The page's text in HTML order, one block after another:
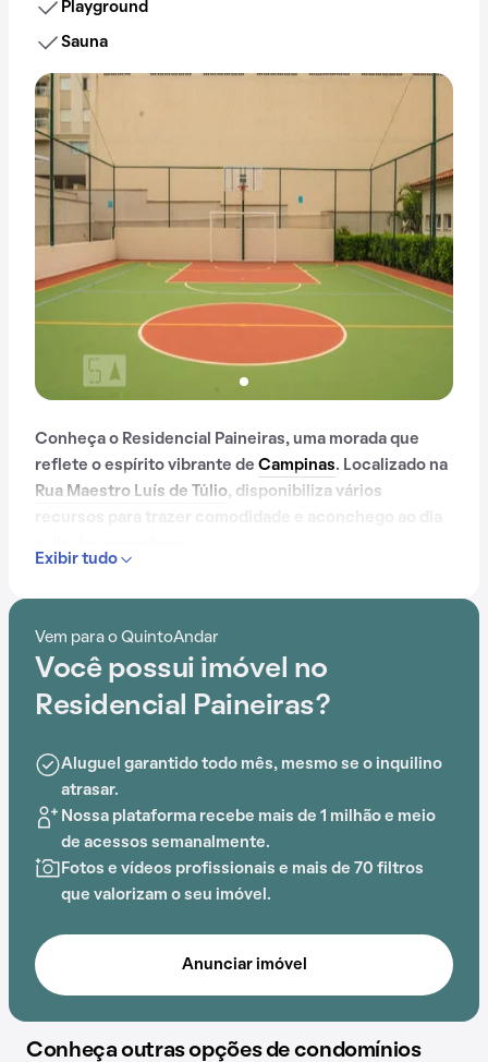
Playground
Sauna
Conheça o Residencial Paineiras, uma morada que
reflete o espírito vibrante de Campinas. Localizado na
Rua Maestro Luís de Túlio, disponibiliza vários
Contando com portaria 24 horas, elevador, academia,
churrasqueira, playground e sauna, o Residencial
Paineiras é preparado para atender às necessidades
dos moradores que buscam lazer e conforto em um só
A proximidade com Colégio Graal Kids, Shopping
Center Iguatemi, Shopping Ventura Mall e ESAMC -
Campus II acrescenta praticidade e comodidade na
rotina dos que residem no local.
Exibir tudo
Vem para o QuintoAndar
Você possui imóvel no
Residencial Paineiras?
Aluguel garantido todo mês, mesmo se o inquilino
atrasar.
Nossa plataforma recebe mais de 1 milhão e meio
de acessos semanalmente.
Fotos e vídeos profissionais e mais de 70 filtros
que valorizam o seu imóvel.
Anunciar imóvel
Conheça outras opções de condomínios